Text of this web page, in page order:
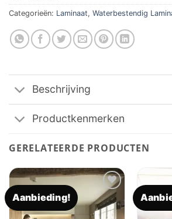
Categorieën: Laminaat, Waterbestendig
Beschrijving
Productkenmerken
GERELATEERDE PRODUCTEN
Aanbieding!
Toevoegen
aan
verlanglijst